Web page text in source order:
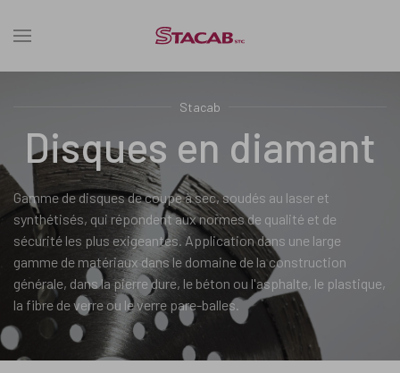
Stacab
Disques en diamant
Gamme de disques de coupe à sec, soudés au laser et
synthétisés, qui répondent aux normes de qualité et de
sécurité les plus exigeantes. Application dans une large
gamme de matériaux dans le domaine de la construction
générale, dans la pierre dure, le béton ou l'asphalte, le plastique,
la fibre de verre ou le verre pare-balles.